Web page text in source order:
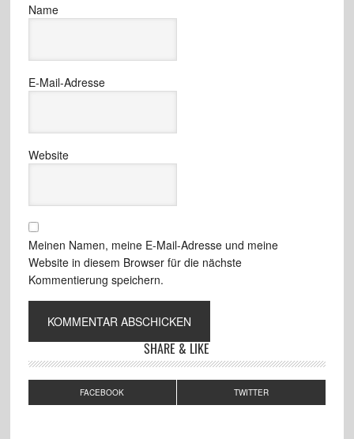
Name
E-Mail-Adresse
Website
Meinen Namen, meine E-Mail-Adresse und meine
Website in diesem Browser für die nächste
Kommentierung speichern.
SHARE & LIKE
FACEBOOK TWITTER